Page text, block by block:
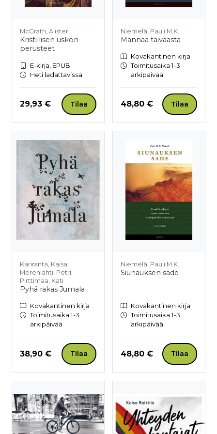
McGrath, Alister
Kristillisen uskon
perusteet
E-kirja, EPUB
Heti ladattavissa
Hinta nyt
29,93 € Tilaa
Niemelä, Pauli M.K.
Mannaa taivaasta
Kovakantinen kirja
Toimitusaika 1-3
arkipäivää
Hinta nyt
48,80 € Tilaa
Kariranta, Kaisa;
Merenlahti, Petri;
Pirttimaa, Kati
Pyhä rakas Jumala
Kovakantinen kirja
Toimitusaika 1-3
arkipäivää
Hinta nyt
38,90 € Tilaa
Niemelä, Pauli M.K.
Siunauksen sade
Kovakantinen kirja
Toimitusaika 1-3
arkipäivää
Hinta nyt
48,80 € Tilaa